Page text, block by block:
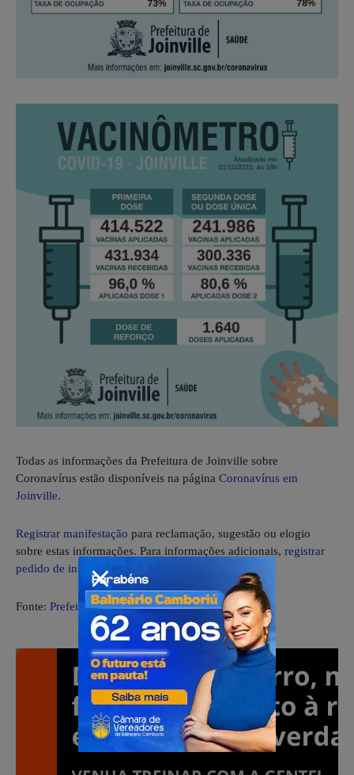
Todas as informações da Prefeitura de Joinville sobre
Coronavírus estão disponíveis na página Coronavírus em
Joinville.
Registrar manifestação para reclamação, sugestão ou elogio
sobre estas informações. Para informações adicionais, registrar
pedido de informação
Fonte: Prefeitura de Joinville